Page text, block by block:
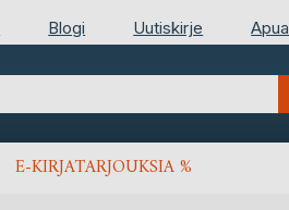
Blogi Uutiskirje Apua
E-KIRJATARJOUKSIA %